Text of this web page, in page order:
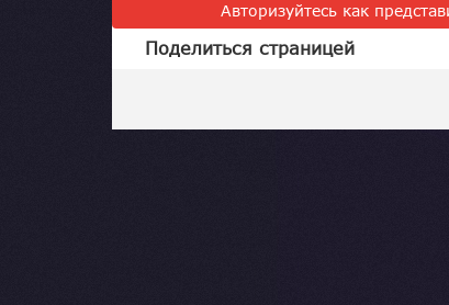
Авторизуйтесь как
Поделиться страницей